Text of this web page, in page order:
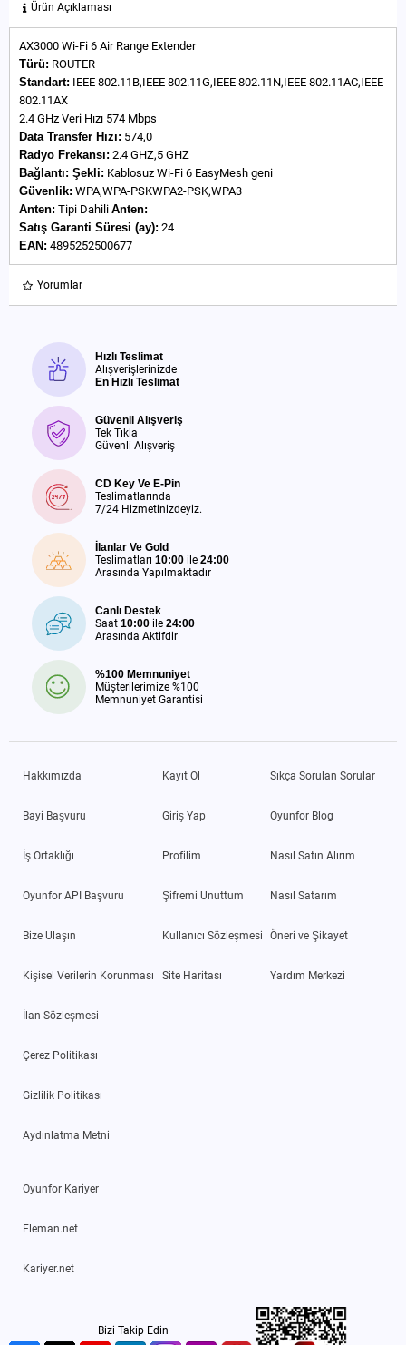
Ürün Açıklaması
AX3000 Wi-Fi 6 Air Range Extender
Türü: ROUTER
Standart: IEEE 802.11B,IEEE 802.11G,IEEE 802.11N,IEEE 802.11AC,IEEE
802.11AX
2.4 GHz Veri Hızı 574 Mbps
Data Transfer Hızı: 574,0
Radyo Frekansı: 2.4 GHZ,5 GHZ
Bağlantı: Şekli: Kablosuz Wi-Fi 6 EasyMesh geni
Güvenlik: WPA,WPA-PSKWPA2-PSK,WPA3
Anten: Tipi Dahili Anten:
Satış Garanti Süresi (ay): 24
EAN: 4895252500677
Yorumlar
Hızlı Teslimat
Alışverişlerinizde
En Hızlı Teslimat
Güvenli Alışveriş
Tek Tıkla
Güvenli Alışveriş
CD Key Ve E-Pin
Teslimatlarında
7/24 Hizmetinizdeyiz.
İlanlar Ve Gold
Teslimatları 10:00 ile 24:00
Arasında Yapılmaktadır
Canlı Destek
Saat 10:00 ile 24:00
Arasında Aktifdir
%100 Memnuniyet
Müşterilerimize %100
Memnuniyet Garantisi
Hakkımızda
Bayi Başvuru
İş Ortaklığı
Oyunfor API Başvuru
Bize Ulaşın
Kişisel Verilerin Korunması
İlan Sözleşmesi
Çerez Politikası
Gizlilik Politikası
Aydınlatma Metni
Kayıt Ol
Giriş Yap
Profilim
Şifremi Unuttum
Kullanıcı Sözleşmesi
Site Haritası
Sıkça Sorulan Sorular
Oyunfor Blog
Nasıl Satın Alırım
Nasıl Satarım
Öneri ve Şikayet
Yardım Merkezi
Oyunfor Kariyer
Eleman.net
Kariyer.net
Bizi Takip Edin